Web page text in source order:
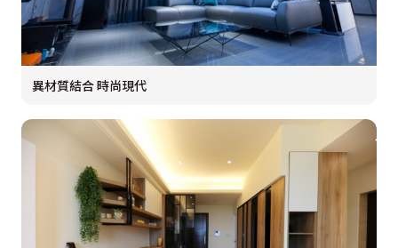
異材質結合 時尚現代